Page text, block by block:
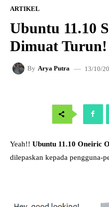
ARTIKEL
Ubuntu 11.10
Dimuat Turun!
By Arya Putra 13/10/
Yeah!! Ubuntu 11.10 Oneiric
dilepaskan kepada pengguna-